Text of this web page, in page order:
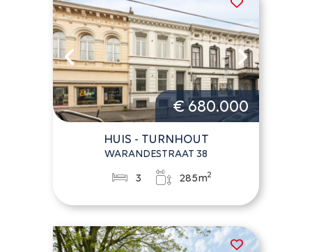
€ 680.000
HUIS - TURNHOUT
WARANDESTRAAT 38
3 285m2